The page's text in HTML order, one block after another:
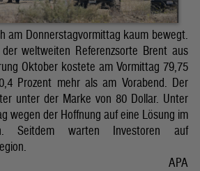
am Donnerstagvormittag kaum bewegt.
weltweiten Referenzsorte Brent aus
Oktober kostete am Vormittag 79,75
Prozent mehr als am Vorabend. Der
unter der Marke von 80 Dollar. Unter
wegen der Hoffnung auf eine Lösung im
Seitdem warten Investoren auf
APA